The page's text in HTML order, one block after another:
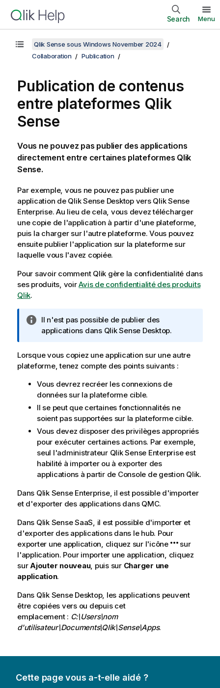
Search Menu
Qlik Sense sous Windows November 2024
Collaboration
Publication
Publication de contenus
entre plateformes Qlik
Sense
Vous ne pouvez pas publier des applications
directement entre certaines plateformes Qlik
Sense.
Par exemple, vous ne pouvez pas publier une
application de Qlik Sense Desktopvers Qlik Sense
Enterprise. Au lieu de cela, vous devez télécharger
une copie de l'application à partir d'une plateforme,
puis la charger sur l'autre plateforme. Vous pouvez
ensuite publier l'application sur la plateforme sur
laquelle vous l'avez copiée.
Pour savoir comment Qlik gère la confidentialité dans
ses produits, voirAvis de confidentialité des produits
Qlik.
N
o
e
I
f
o
r
m
a
t
i
o
n
s
Il n'est pas possible de publier des
applications dans Qlik Sense Desktop.
Lorsque vous copiez une application sur une autre
plateforme, tenez compte des points suivants :
Vous devrez recréer les connexions de
données sur la plateforme cible.
Il se peut que certaines fonctionnalités ne
soient pas supportées sur la plateforme cible.
Vous devez disposer des privilèges appropriés
pour exécuter certaines actions. Par exemple,
seul l'administrateur Qlik Sense Enterpriseest
habilité à importer ou à exporter des
applications à partir de Console de gestion Qlik.
Dans Qlik Sense Enterprise, il est possible d'importer
et d'exporter des applications dans QMC.
Dans Qlik Sense SaaS, il est possible d'importer et
d'exporter des applications dans le hub. Pour
exporter une application, cliquez sur l'icône
sur
l'application. Pour importer une application, cliquez
surAjouter nouveau, puis sur Charger une
application.
Dans Qlik Sense Desktop, les applications peuvent
être copiées vers ou depuis cet
emplacement : C:\Users\nom
d'utilisateur\Documents\Qlik\Sense\Apps.
Cette page vous a-t-elle aidé ?